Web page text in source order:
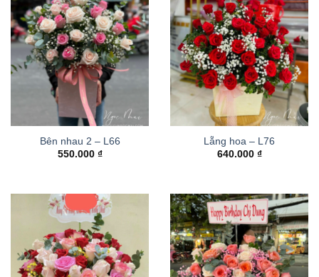
Bên nhau 2 – L66
550.000 ₫
Lẵng hoa – L76
640.000 ₫